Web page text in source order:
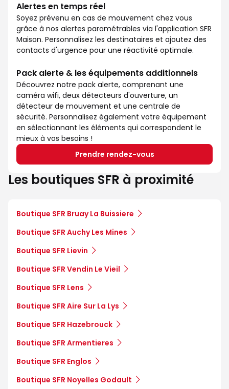
Alertes en temps réel
Soyez prévenu en cas de mouvement chez vous
grâce à nos alertes paramétrables via l'application SFR
Maison. Personnalisez les destinataires et ajoutez des
contacts d'urgence pour une réactivité optimale.
Pack alerte & les équipements additionnels
Découvrez notre pack alerte, comprenant une
caméra wifi, deux détecteurs d'ouverture, un
détecteur de mouvement et une centrale de
sécurité. Personnalisez également votre équipement
en sélectionnant les éléments qui correspondent le
mieux à vos besoins !
Prendre rendez-vous
Les boutiques SFR à proximité
Boutique SFR Bruay La Buissiere
Boutique SFR Auchy Les Mines
Boutique SFR Lievin
Boutique SFR Vendin Le Vieil
Boutique SFR Lens
Boutique SFR Aire Sur La Lys
Boutique SFR Hazebrouck
Boutique SFR Armentieres
Boutique SFR Englos
Boutique SFR Noyelles Godault